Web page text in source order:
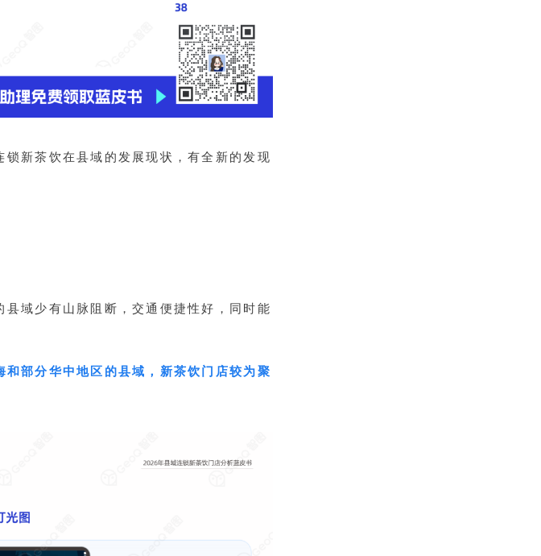
新茶饮在县域的发展现状，有全新的发现
域少有山脉阻断，交通便捷性好，同时能
和部分华中地区的县域，新茶饮门店较为聚